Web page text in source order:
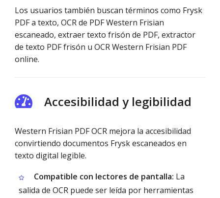
Los usuarios también buscan términos como Frysk
PDF a texto, OCR de PDF Western Frisian
escaneado, extraer texto frisón de PDF, extractor
de texto PDF frisón u OCR Western Frisian PDF
online.
Accesibilidad y legibilidad
Western Frisian PDF OCR mejora la accesibilidad
convirtiendo documentos Frysk escaneados en
texto digital legible.
Compatible con lectores de pantalla: La
salida de OCR puede ser leída por herramientas